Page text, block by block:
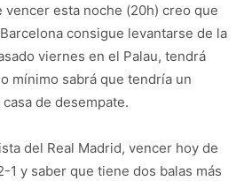
esta noche (20h) creo que
consigue levantarse de la
viernes en el Palau, tendrá
mínimo sabrá que tendría un
de desempate.
del Real Madrid, vencer hoy de
1 y saber que tiene dos balas más